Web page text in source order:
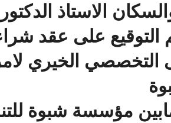
الاستاذ
التوقيع على عقد
الخيري
مؤسسة شبوة